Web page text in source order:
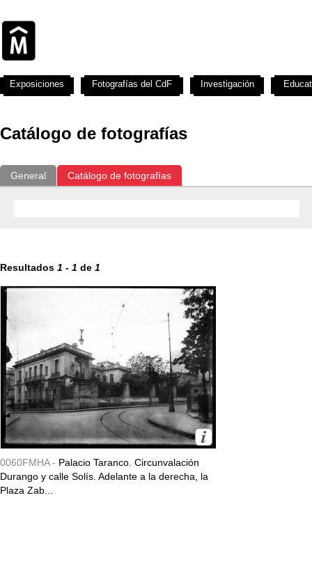
Catálogo de fotografías
General Catálogo de fotografías
Resultados 1 - 1 de 1
0060FMHA - Palacio Taranco. Circunvalación
Durango y calle Solís. Adelante a la derecha, la
Plaza Zab...
Exposiciones Fotografías del CdF Investigación